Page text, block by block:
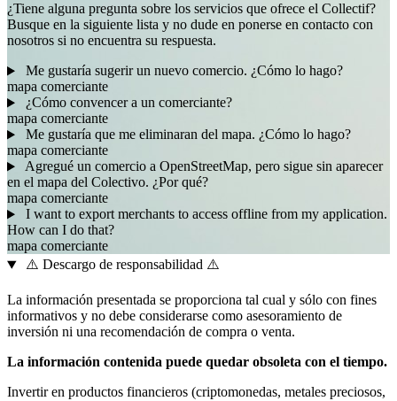
¿Tiene alguna pregunta sobre los servicios que ofrece el Collectif?
Busque en la siguiente lista y no dude en ponerse en contacto con
nosotros si no encuentra su respuesta.
Me gustaría sugerir un nuevo comercio. ¿Cómo lo hago?
mapa comerciante
¿Cómo convencer a un comerciante?
mapa comerciante
Me gustaría que me eliminaran del mapa. ¿Cómo lo hago?
mapa comerciante
Agregué un comercio a OpenStreetMap, pero sigue sin aparecer
en el mapa del Colectivo. ¿Por qué?
mapa comerciante
I want to export merchants to access offline from my application.
How can I do that?
mapa comerciante
⚠️ Descargo de responsabilidad ⚠️
La información presentada se proporciona tal cual y sólo con fines
informativos y no debe considerarse como asesoramiento de
inversión ni una recomendación de compra o venta.
La información contenida puede quedar obsoleta con el tiempo.
Invertir en productos financieros (criptomonedas, metales preciosos,